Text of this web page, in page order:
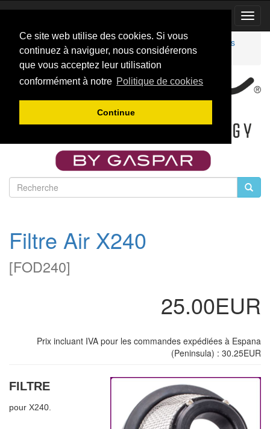
Ce site web utilise des cookies. Si vous
continuez à naviguer, nous considérerons
que vous acceptez leur utilisation
conformément à notre Politique de cookies
Continue
Accueil
Catalogue
Accessoires pour turboréacteurs
Accesories moteurs Xicoy
FOD240
Filtre Air X240
[FOD240]
25.00EUR
Prix incluant IVA pour les commandes expédiées à Espana
(Peninsula) : 30.25EUR
FILTRE
pour X240.